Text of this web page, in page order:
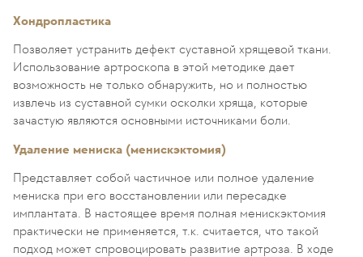
Хондропластика
Позволяет устранить дефект суставной хрящевой ткани.
Использование артроскопа в этой методике дает
возможность не только обнаружить, но и полностью
извлечь из суставной сумки осколки хряща, которые
зачастую являются основными источниками боли.
Удаление мениска (менискэктомия)
Представляет собой частичное или полное удаление
мениска при его восстановлении или пересадке
имплантата. В настоящее время полная менискэктомия
практически не применяется, т.к. считается, что такой
подход может спровоцировать развитие артроза. В ходе